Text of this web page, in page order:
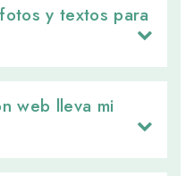
y textos para
web lleva mi